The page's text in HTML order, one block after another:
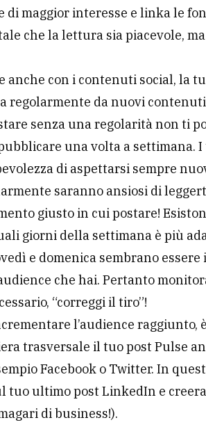
di maggior interesse e linka le
che la lettura sia piacevole,
anche con i contenuti social, la
regolarmente da nuovi
senza una regolarità non ti
una volta a settimana.
di aspettarsi sempre
saranno ansiosi di
giusto in cui postare!
giorni della settimana è più
e domenica sembrano essere i
che hai. Pertanto
“correggi il tiro”!
l’audience raggiunto,
trasversale il tuo post Pulse
Facebook o Twitter. In
tuo ultimo post LinkedIn e
di business!).